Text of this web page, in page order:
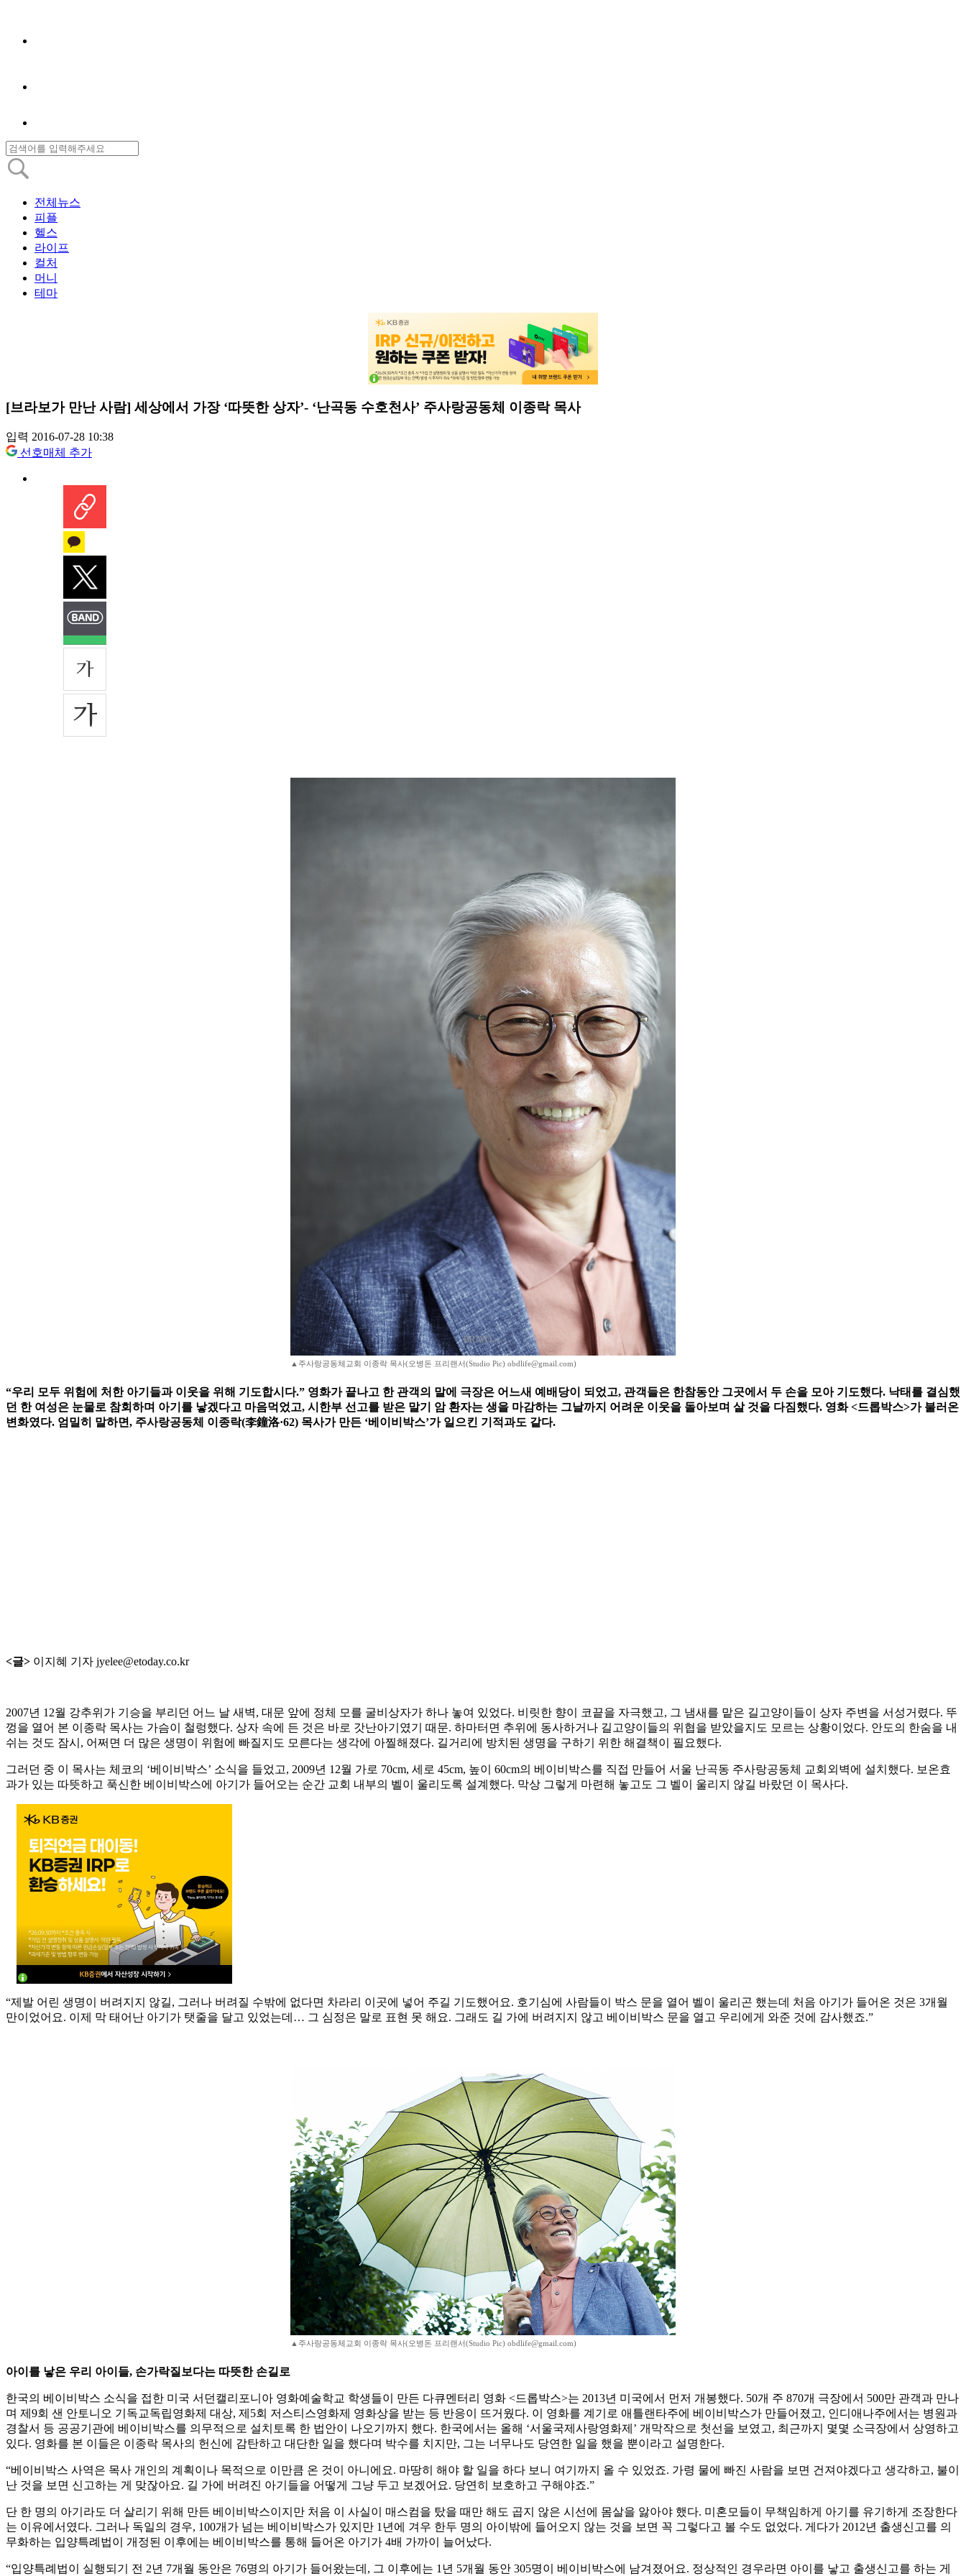
전체뉴스
피플
헬스
라이프
컬처
머니
테마
[브라보가 만난 사람] 세상에서 가장 ‘따뜻한 상자’- ‘난곡동 수호천사’ 주사랑공동체 이종락 목사
입력 2016-07-28 10:38
선호매체 추가
▲주사랑공동체교회 이종락 목사(오병돈 프리랜서(Studio Pic) obdlife@gmail.com)
“우리 모두 위험에 처한 아기들과 이웃을 위해 기도합시다.” 영화가 끝나고 한 관객의 말에 극장은 어느새 예배당이 되었고, 관객들은 한참동안 그곳에서 두 손을 모아 기도했다. 낙태를 결심했
던 한 여성은 눈물로 참회하며 아기를 낳겠다고 마음먹었고, 시한부 선고를 받은 말기 암 환자는 생을 마감하는 그날까지 어려운 이웃을 돌아보며 살 것을 다짐했다. 영화 <드롭박스>가 불러온
변화였다. 엄밀히 말하면, 주사랑공동체 이종락(李鐘洛·62) 목사가 만든 ‘베이비박스’가 일으킨 기적과도 같다.
<글> 이지혜 기자 jyelee@etoday.co.kr
2007년 12월 강추위가 기승을 부리던 어느 날 새벽, 대문 앞에 정체 모를 굴비상자가 하나 놓여 있었다. 비릿한 향이 코끝을 자극했고, 그 냄새를 맡은 길고양이들이 상자 주변을 서성거렸다. 뚜
껑을 열어 본 이종락 목사는 가슴이 철렁했다. 상자 속에 든 것은 바로 갓난아기였기 때문. 하마터면 추위에 동사하거나 길고양이들의 위협을 받았을지도 모르는 상황이었다. 안도의 한숨을 내
쉬는 것도 잠시, 어쩌면 더 많은 생명이 위험에 빠질지도 모른다는 생각에 아찔해졌다. 길거리에 방치된 생명을 구하기 위한 해결책이 필요했다.
그러던 중 이 목사는 체코의 ‘베이비박스’ 소식을 들었고, 2009년 12월 가로 70cm, 세로 45cm, 높이 60cm의 베이비박스를 직접 만들어 서울 난곡동 주사랑공동체 교회외벽에 설치했다. 보온효
과가 있는 따뜻하고 푹신한 베이비박스에 아기가 들어오는 순간 교회 내부의 벨이 울리도록 설계했다. 막상 그렇게 마련해 놓고도 그 벨이 울리지 않길 바랐던 이 목사다.
“제발 어린 생명이 버려지지 않길, 그러나 버려질 수밖에 없다면 차라리 이곳에 넣어 주길 기도했어요. 호기심에 사람들이 박스 문을 열어 벨이 울리곤 했는데 처음 아기가 들어온 것은 3개월
만이었어요. 이제 막 태어난 아기가 탯줄을 달고 있었는데… 그 심정은 말로 표현 못 해요. 그래도 길 가에 버려지지 않고 베이비박스 문을 열고 우리에게 와준 것에 감사했죠.”
▲주사랑공동체교회 이종락 목사(오병돈 프리랜서(Studio Pic) obdlife@gmail.com)
아이를 낳은 우리 아이들, 손가락질보다는 따뜻한 손길로
한국의 베이비박스 소식을 접한 미국 서던캘리포니아 영화예술학교 학생들이 만든 다큐멘터리 영화 <드롭박스>는 2013년 미국에서 먼저 개봉했다. 50개 주 870개 극장에서 500만 관객과 만나
며 제9회 샌 안토니오 기독교독립영화제 대상, 제5회 저스티스영화제 영화상을 받는 등 반응이 뜨거웠다. 이 영화를 계기로 애틀랜타주에 베이비박스가 만들어졌고, 인디애나주에서는 병원과
경찰서 등 공공기관에 베이비박스를 의무적으로 설치토록 한 법안이 나오기까지 했다. 한국에서는 올해 ‘서울국제사랑영화제’ 개막작으로 첫선을 보였고, 최근까지 몇몇 소극장에서 상영하고
있다. 영화를 본 이들은 이종락 목사의 헌신에 감탄하고 대단한 일을 했다며 박수를 치지만, 그는 너무나도 당연한 일을 했을 뿐이라고 설명한다.
“베이비박스 사역은 목사 개인의 계획이나 목적으로 이만큼 온 것이 아니에요. 마땅히 해야 할 일을 하다 보니 여기까지 올 수 있었죠. 가령 물에 빠진 사람을 보면 건져야겠다고 생각하고, 불이
난 것을 보면 신고하는 게 맞잖아요. 길 가에 버려진 아기들을 어떻게 그냥 두고 보겠어요. 당연히 보호하고 구해야죠.”
단 한 명의 아기라도 더 살리기 위해 만든 베이비박스이지만 처음 이 사실이 매스컴을 탔을 때만 해도 곱지 않은 시선에 몸살을 앓아야 했다. 미혼모들이 무책임하게 아기를 유기하게 조장한다
는 이유에서였다. 그러나 독일의 경우, 100개가 넘는 베이비박스가 있지만 1년에 겨우 한두 명의 아이밖에 들어오지 않는 것을 보면 꼭 그렇다고 볼 수도 없었다. 게다가 2012년 출생신고를 의
무화하는 입양특례법이 개정된 이후에는 베이비박스를 통해 들어온 아기가 4배 가까이 늘어났다.
“입양특례법이 실행되기 전 2년 7개월 동안은 76명의 아기가 들어왔는데, 그 이후에는 1년 5개월 동안 305명이 베이비박스에 남겨졌어요. 정상적인 경우라면 아이를 낳고 출생신고를 하는 게